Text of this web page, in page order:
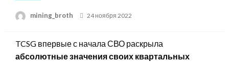
mining_broth
Posted
24 ноября 2022
TCSG впервые с начала СВО раскрыла
абсолютные значения своих квартальных